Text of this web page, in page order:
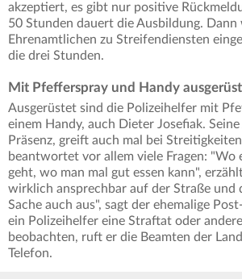
akzeptiert, es gibt nur positive
50 Stunden dauert die Ausbildung. Dann
Ehrenamtlichen zu Streifendiensten
die drei Stunden.
Mit Pfefferspray und Handy
Ausgerüstet sind die Polizeihelfer mit
einem Handy, auch Dieter Josefiak.
Präsenz, greift auch mal bei
beantwortet vor allem viele Fragen: "Wo
geht, wo man mal gut essen kann",
wirklich ansprechbar auf der Straße und
Sache auch aus", sagt der ehemalige
ein Polizeihelfer eine Straftat oder
beobachten, ruft er die Beamten der
Telefon.